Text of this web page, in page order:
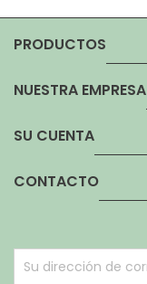
PRODUCTOS
NUESTRA EMPRESA
SU CUENTA
CONTACTO